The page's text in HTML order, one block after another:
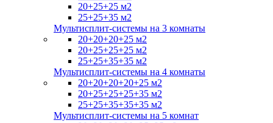
20+25+25 м2
25+25+35 м2
Мультисплит-системы на 3 комнаты
20+20+20+25 м2
20+25+25+25 м2
25+25+35+35 м2
Мультисплит-системы на 4 комнаты
20+20+20+20+25 м2
20+25+25+25+35 м2
25+25+35+35+35 м2
Мультисплит-системы на 5 комнат